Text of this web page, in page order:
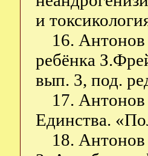
и
16.
ребёнка
вып. 3, под.
17.
Единства.
18.